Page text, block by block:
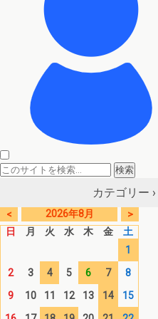
カテゴリー ›
< 2026年8月
>
日
月 火 水 木 金
土
1
2
3 4 5 6 7
8
9
10 11 12 13 14
15